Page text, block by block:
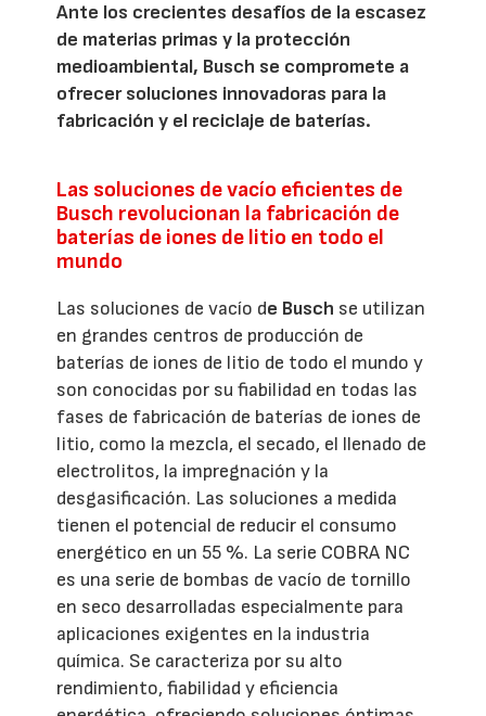
Ante los crecientes desafíos de la escasez
de materias primas y la protección
medioambiental, Busch se compromete a
ofrecer soluciones innovadoras para la
fabricación y el reciclaje de baterías.
Las soluciones de vacío eficientes de
Busch revolucionan la fabricación de
baterías de iones de litio en todo el
mundo
Las soluciones de vacío de Busch se utilizan
en grandes centros de producción de
baterías de iones de litio de todo el mundo y
son conocidas por su fiabilidad en todas las
fases de fabricación de baterías de iones de
litio, como la mezcla, el secado, el llenado de
electrolitos, la impregnación y la
desgasificación. Las soluciones a medida
tienen el potencial de reducir el consumo
energético en un 55 %. La serie COBRA NC
es una serie de bombas de vacío de tornillo
en seco desarrolladas especialmente para
aplicaciones exigentes en la industria
química. Se caracteriza por su alto
rendimiento, fiabilidad y eficiencia